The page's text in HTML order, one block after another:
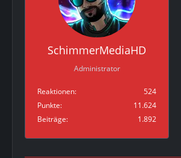
SchimmerMediaHD
Administrator
Reaktionen
524
Punkte
11.624
Beiträge
1.892